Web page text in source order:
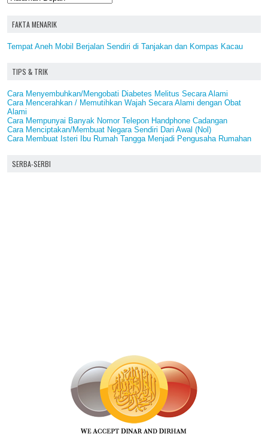
FAKTA MENARIK
Tempat Aneh Mobil Berjalan Sendiri di Tanjakan dan Kompas Kacau
TIPS & TRIK
Cara Menyembuhkan/Mengobati Diabetes Melitus Secara Alami
Cara Mencerahkan / Memutihkan Wajah Secara Alami dengan Obat
Alami
Cara Mempunyai Banyak Nomor Telepon Handphone Cadangan
Cara Menciptakan/Membuat Negara Sendiri Dari Awal (Nol)
Cara Membuat Isteri Ibu Rumah Tangga Menjadi Pengusaha Rumahan
SERBA-SERBI